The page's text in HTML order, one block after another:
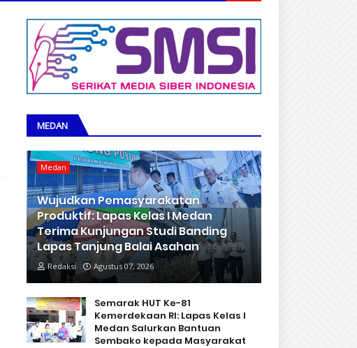
MEDAN
Medan
Wujudkan Pemasyarakatan
Produktif: Lapas Kelas I Medan
Terima Kunjungan Studi Banding
Lapas Tanjung Balai Asahan
Redaksi Agustus 07, 2026
Semarak HUT Ke-81
Kemerdekaan RI: Lapas Kelas I
Medan Salurkan Bantuan
Sembako kepada Masyarakat